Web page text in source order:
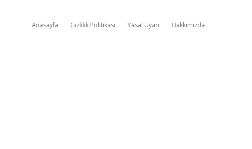
Anasayfa Gizlilik Politikası Yasal Uyarı Hakkımızda